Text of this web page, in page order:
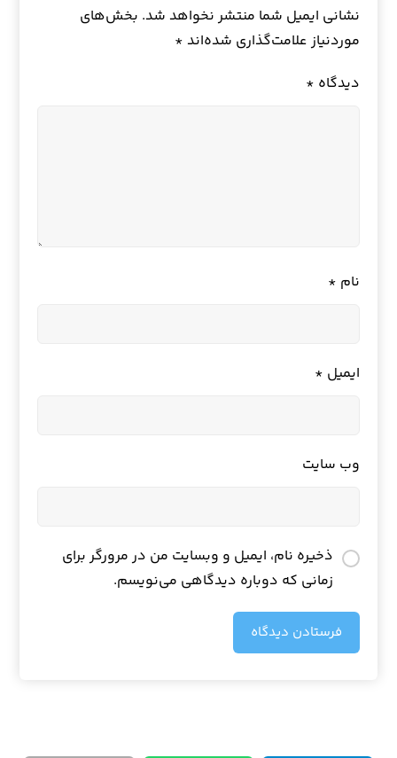
نشانی ایمیل شما منتشر نخواهد شد. بخش‌های
موردنیاز علامت‌گذاری شده‌اند *
دیدگاه *
نام *
ایمیل *
وب‌ سایت
ذخیره نام، ایمیل و وبسایت من در مرورگر برای
زمانی که دوباره دیدگاهی می‌نویسم.
فرستادن دیدگاه